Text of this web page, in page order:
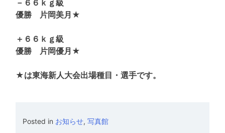
－６６ｋｇ級
優勝 片岡美月★
＋６６ｋｇ級
優勝 片岡優月★
★は東海新人大会出場種目・選手です。
Posted in お知らせ, 写真館